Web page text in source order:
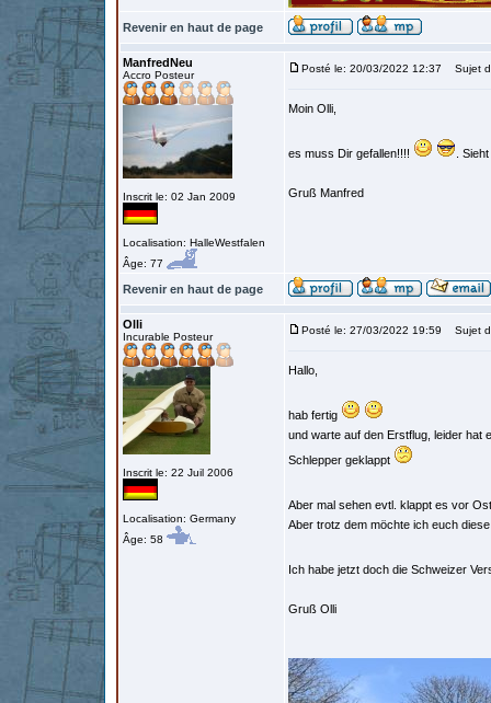
Revenir en haut de page
ManfredNeu
Accro Posteur
Inscrit le: 02 Jan 2009
Localisation: HalleWestfalen
Âge: 77
Posté le: 20/03/2022 12:37 Sujet
Moin Olli,
es muss Dir gefallen!!!! .
Gruß Manfred
Revenir en haut de page
Olli
Incurable Posteur
Inscrit le: 22 Juil 2006
Localisation: Germany
Âge: 58
Posté le: 27/03/2022 19:59 Sujet
Hallo,
hab fertig
und warte auf den Erstflug, leider hat
Schlepper geklappt
Aber mal sehen evtl. klappt es vor
Aber trotz dem möchte ich euch
Ich habe jetzt doch die Schweizer
Gruß Olli